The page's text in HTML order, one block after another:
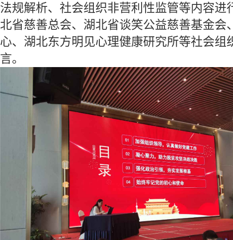
法规解析、社会组织非营利性监管等内容进
北省慈善总会、湖北省谈笑公益慈善基金会
心、湖北东方明见心理健康研究所等社会组
言。